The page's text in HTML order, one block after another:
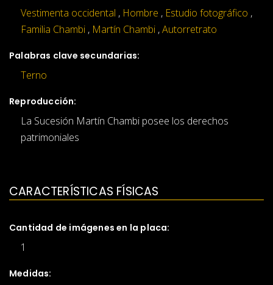
Vestimenta occidental , Hombre , Estudio fotográfico ,
Familia Chambi , Martín Chambi ,Autorretrato
Palabras clave secundarias:
Terno
Reproducción:
La Sucesión Martín Chambi posee los derechos
patrimoniales
CARACTERÍSTICAS FÍSICAS
Cantidad de imágenes en la placa:
1
Medidas: